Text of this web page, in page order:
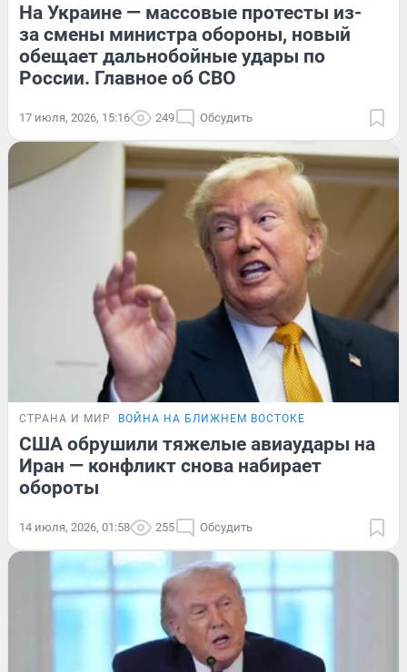
На Украине — массовые протесты из-
за смены министра обороны, новый
обещает дальнобойные удары по
России. Главное об СВО
17 июля, 2026, 15:16 249 Обсудить
СТРАНА И МИР ВОЙНА НА БЛИЖНЕМ ВОСТОКЕ
США обрушили тяжелые авиаудары на
Иран — конфликт снова набирает
обороты
14 июля, 2026, 01:58 255 Обсудить